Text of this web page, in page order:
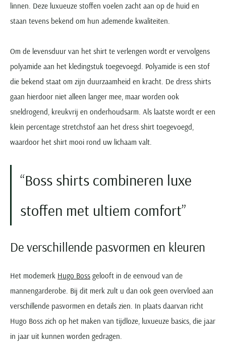
linnen. Deze luxueuze stoffen voelen zacht aan op de huid en
staan tevens bekend om hun ademende kwaliteiten.
Om de levensduur van het shirt te verlengen wordt er vervolgens
polyamide aan het kledingstuk toegevoegd. Polyamide is een stof
die bekend staat om zijn duurzaamheid en kracht. De dress shirts
gaan hierdoor niet alleen langer mee, maar worden ook
sneldrogend, kreukvrij en onderhoudsarm. Als laatste wordt er een
klein percentage stretchstof aan het dress shirt toegevoegd,
waardoor het shirt mooi rond uw lichaam valt.
Boss shirts combineren luxe
stoffen met ultiem comfort
De verschillende pasvormen en kleuren
Het modemerk Hugo Boss gelooft in de eenvoud van de
mannengarderobe. Bij dit merk zult u dan ook geen overvloed aan
verschillende pasvormen en details zien. In plaats daarvan richt
Hugo Boss zich op het maken van tijdloze, luxueuze basics, die jaar
in jaar uit kunnen worden gedragen.